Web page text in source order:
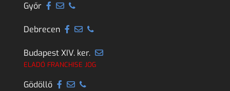
Győr
Debrecen
Budapest XIV. ker.
ELADÓ FRANCHISE JOG
Gödöllő